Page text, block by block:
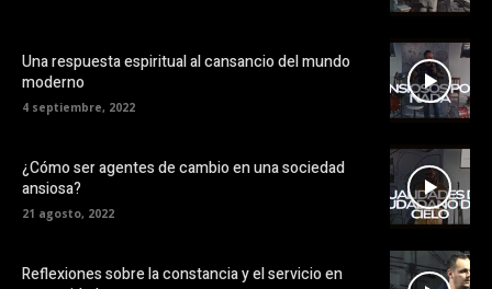
Una respuesta espiritual al cansancio del mundo
moderno
4 septiembre, 2022
¿Cómo ser agentes de cambio en una sociedad
ansiosa?
21 agosto, 2022
Reflexiones sobre la constancia y el servicio en